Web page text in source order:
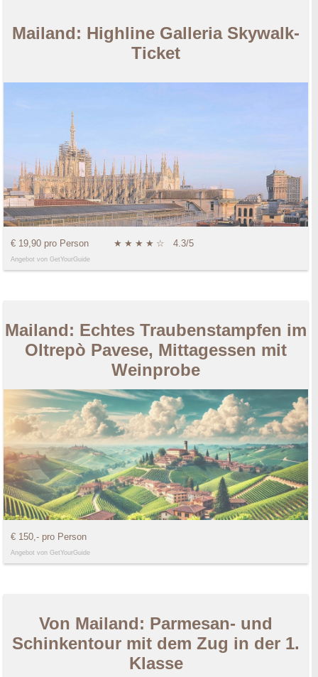
Mailand: Highline Galleria Skywalk-
Ticket
€ 19,90 pro Person ★ ★ ★ ★ ☆ 4.3/5
Angebot von GetYourGuide
Mailand: Echtes Traubenstampfen im
Oltrepò Pavese, Mittagessen mit
Weinprobe
€ 150,- pro Person
Angebot von GetYourGuide
Von Mailand: Parmesan- und
Schinkentour mit dem Zug in der 1.
Klasse